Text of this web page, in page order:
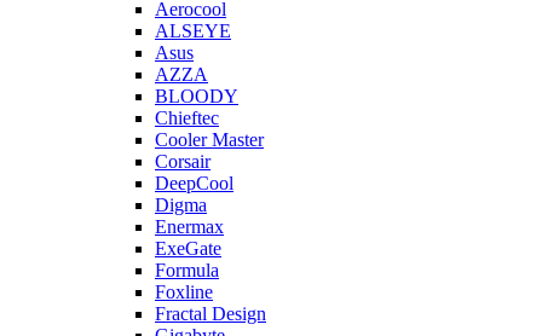
Aerocool
ALSEYE
Asus
AZZA
BLOODY
Chieftec
Cooler Master
Corsair
DeepCool
Digma
Enermax
ExeGate
Formula
Foxline
Fractal Design